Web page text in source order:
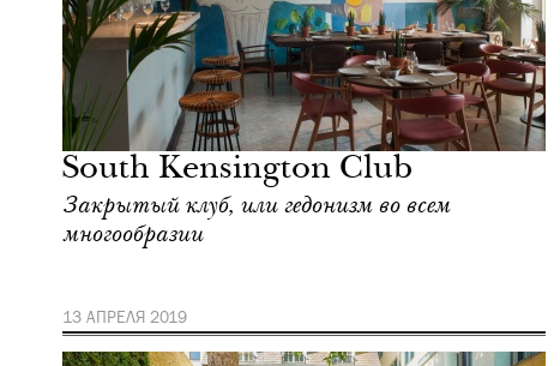
South Kensington Club
Закрытый клуб, или гедонизм во всем
многообразии
13 АПРЕЛЯ 2019
Еда
Лондон